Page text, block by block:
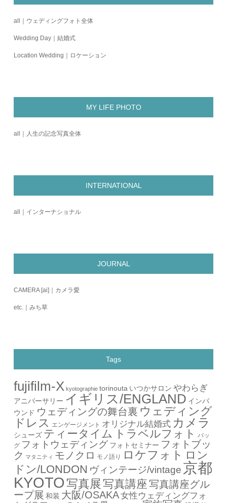
all｜ウェディングフォト全体
Wedding Day｜結婚式
Location Wedding｜ロケーション
MY LIFE PHOTO
all｜人生の記念写真全体
INTERNATIONAL
all｜インターナショナル
JOURNAL
CAMERA [ai]｜カメラ愛
etc.｜みち草
Tags
fujifilm-X kyotographie torinouta いつかサロン やわらぎ
アニバーサリー イギリス/ENGLAND インバ
ウンド ウェディングの舞台裏 ウェディング
ドレス エンゲージメント オリジナル結婚式 カメラ
シューズ ティータイム トラベルフォト
バッ
グ フォトウェディング フォトセミナー フォトブッ
ク マタニティ モノクロ モノ語り ロケフォト ロン
ドン/LONDON ヴィンテージ/vintage 京都
KYOTO 写真展 写真講座写真講座グル
ープ展 和装 大阪/OSAKA女性ウェディングフォ